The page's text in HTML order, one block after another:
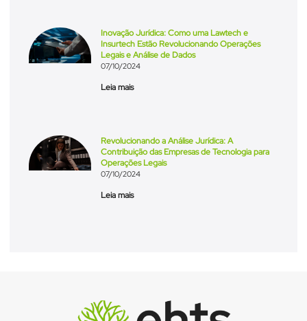
Inovação Jurídica: Como uma Lawtech e
Insurtech Estão Revolucionando Operações
Legais e Análise de Dados
07/10/2024
Leia mais
Revolucionando a Análise Jurídica: A
Contribuição das Empresas de Tecnologia para
Operações Legais
07/10/2024
Leia mais